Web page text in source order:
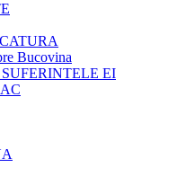
Bucovina
EI